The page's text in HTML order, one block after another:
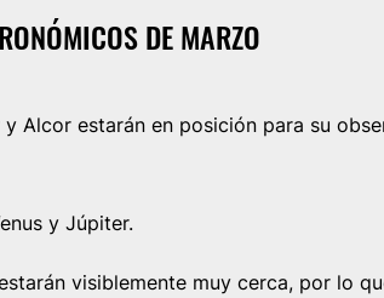
DE MARZO
y Alcor estarán en posición para su
y Júpiter.
visiblemente muy cerca, por lo